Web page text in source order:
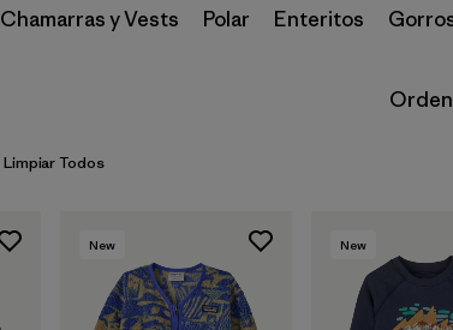
Chamarras y Vests Polar Enteritos
Limpiar Todos
New New